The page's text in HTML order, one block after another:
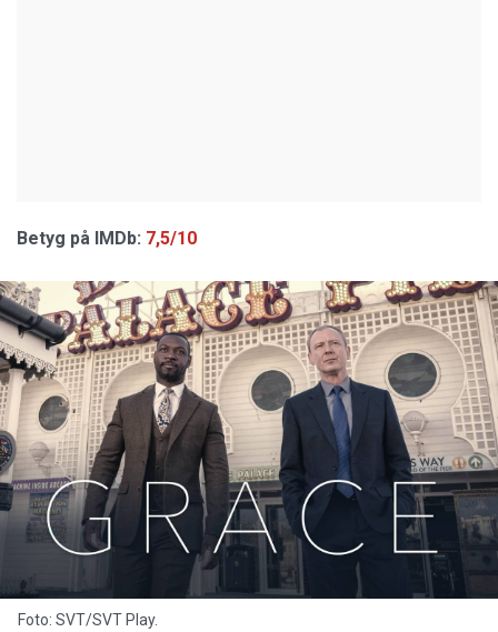
Betyg på IMDb: 7,5/10
Foto: SVT/SVT Play.